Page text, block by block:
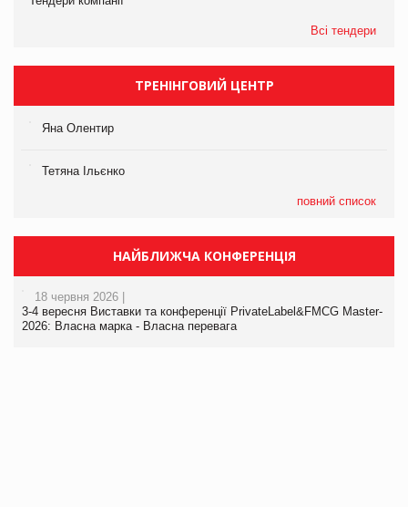
Всі тендери
ТРЕНІНГОВИЙ ЦЕНТР
Яна Олентир
Тетяна Ільєнко
повний список
НАЙБЛИЖЧА КОНФЕРЕНЦІЯ
18 червня 2026 |
3-4 вересня Виставки та конференції PrivateLabel&FMCG Master-
2026: Власна марка - Власна перевага